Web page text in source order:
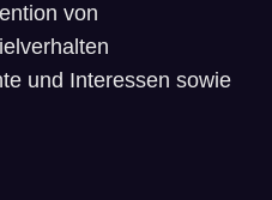
von
und Interessen sowie